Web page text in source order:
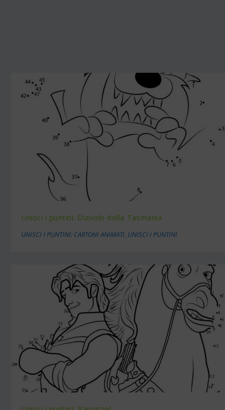
Unisci i puntini: Diavolo della Tasmania
UNISCI I PUNTINI: CARTONI ANIMATI, UNISCI I PUNTINI